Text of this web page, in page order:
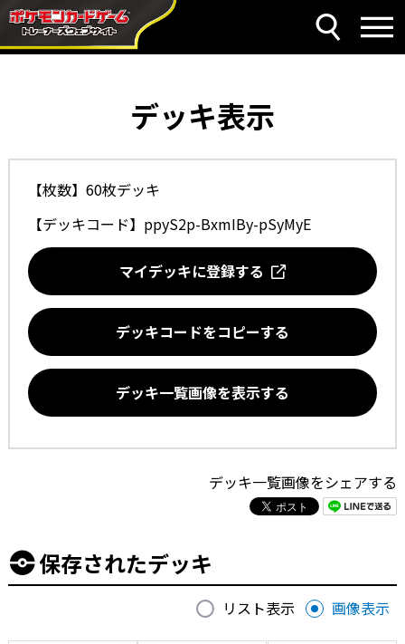
デッキ表示
【枚数】60枚デッキ
【デッキコード】 ppyS2p-BxmIBy-pSyMyE
マイデッキに登録する
デッキコードをコピーする
デッキ一覧画像を表示する
デッキ一覧画像をシェアする
保存されたデッキ
リスト表示 画像表示